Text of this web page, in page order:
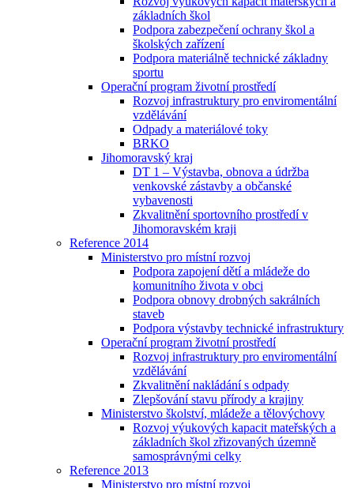
základních škol
Podpora zabezpečení ochrany škol a
školských zařízení
Podpora materiálně technické základny
sportu
Operační program životní prostředí
Rozvoj infrastruktury pro enviromentální
vzdělávání
Odpady a materiálové toky
BRKO
Jihomoravský kraj
DT 1 – Výstavba, obnova a údržba
venkovské zástavby a občanské
vybavenosti
Zkvalitnění sportovního prostředí v
Jihomoravském kraji
Reference 2014
Ministerstvo pro místní rozvoj
Podpora zapojení dětí a mládeže do
komunitního života v obci
Podpora obnovy drobných sakrálních
staveb
Podpora výstavby technické infrastruktury
Operační program životní prostředí
Rozvoj infrastruktury pro enviromentální
vzdělávání
Zkvalitnění nakládání s odpady
Zlepšování stavu přírody a krajiny
Ministerstvo školství, mládeže a tělovýchovy
Rozvoj výukových kapacit mateřských a
základních škol zřizovaných územně
samosprávnými celky
Reference 2013
Ministerstvo pro místní rozvoj